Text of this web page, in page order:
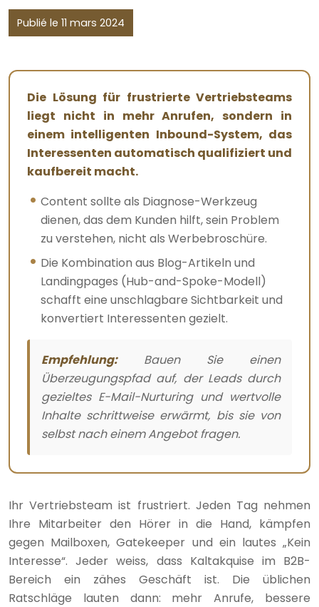
Publié le 11 mars 2024
Die Lösung für frustrierte Vertriebsteams
liegt nicht in mehr Anrufen, sondern in
einem intelligenten Inbound-System, das
Interessenten automatisch qualifiziert und
kaufbereit macht.
Content sollte als Diagnose-Werkzeug
dienen, das dem Kunden hilft, sein Problem
zu verstehen, nicht als Werbebroschüre.
Die Kombination aus Blog-Artikeln und
Landingpages (Hub-and-Spoke-Modell)
schafft eine unschlagbare Sichtbarkeit und
konvertiert Interessenten gezielt.
Empfehlung:Bauen Sie einen
Überzeugungspfad auf, der Leads durch
gezieltes E-Mail-Nurturing und wertvolle
Inhalte schrittweise erwärmt, bis sie von
selbst nach einem Angebot fragen.
Ihr Vertriebsteam ist frustriert. Jeden Tag nehmen
Ihre Mitarbeiter den Hörer in die Hand, kämpfen
gegen Mailboxen, Gatekeeper und ein lautes „Kein
Interesse“. Jeder weiss, dass Kaltakquise im B2B-
Bereich ein zähes Geschäft ist. Die üblichen
Ratschläge lauten dann: mehr Anrufe, bessere